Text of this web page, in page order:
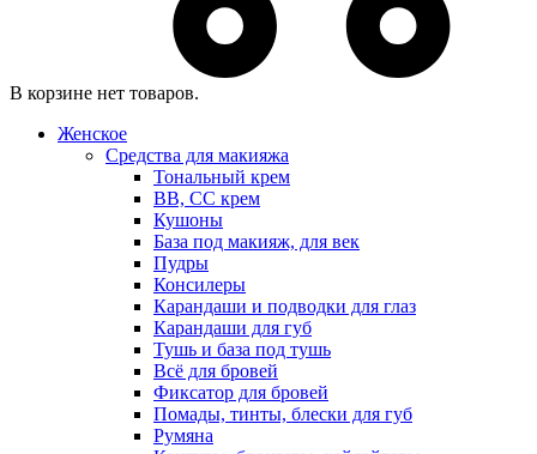
В корзине нет товаров.
Женское
Средства для макияжа
Тональный крем
BB, CC крем
Кушоны
База под макияж, для век
Пудры
Консилеры
Карандаши и подводки для глаз
Карандаши для губ
Тушь и база под тушь
Всё для бровей
Фиксатор для бровей
Помады, тинты, блески для губ
Румяна